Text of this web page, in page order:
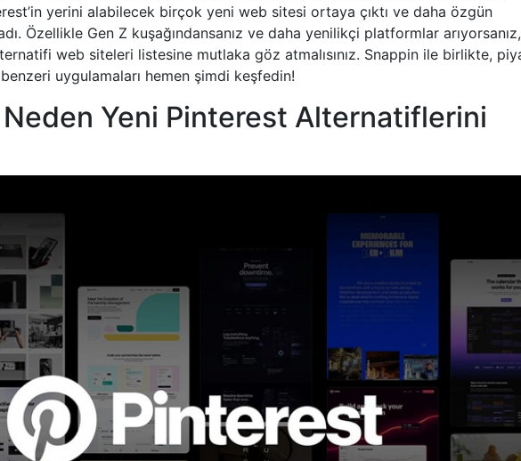
yerini alabilecek birçok yeni web sitesi ortaya çıktı ve daha özgün
Özellikle Gen Z kuşağındansanız ve daha yenilikçi platformlar
web siteleri listesine mutlaka göz atmalısınız. Snappin ile birlikte,
uygulamaları hemen şimdi keşfedin!
Neden Yeni Pinterest Alternatiflerini